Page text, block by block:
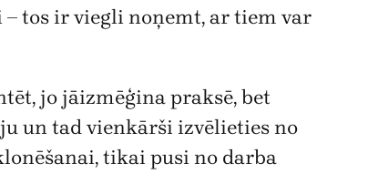
tos ir viegli noņemt, ar tiem var
jo jāizmēģina praksē, bet
un tad vienkārši izvēlieties no
tikai pusi no darba